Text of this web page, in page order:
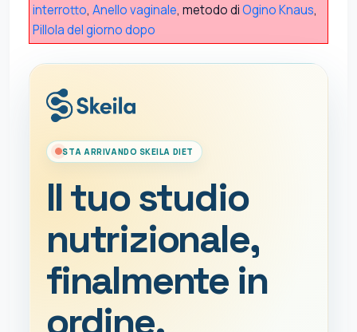
interrotto, Anello vaginale, metodo diOgino Knaus,
Pillola del giorno dopo
STA ARRIVANDO SKEILA DIET
Il tuo studio
nutrizionale,
finalmente in
ordine.